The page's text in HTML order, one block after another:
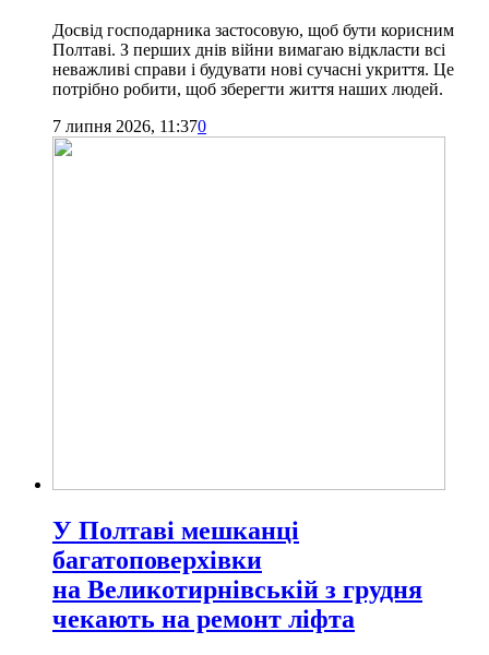
Досвід господарника застосовую, щоб бути корисним
Полтаві. З перших днів війни вимагаю відкласти всі
неважливі справи і будувати нові сучасні укриття. Це
потрібно робити, щоб зберегти життя наших людей.
7 липня 2026, 11:370
У Полтаві мешканці
багатоповерхівки
на Великотирнівській з грудня
чекають на ремонт ліфта